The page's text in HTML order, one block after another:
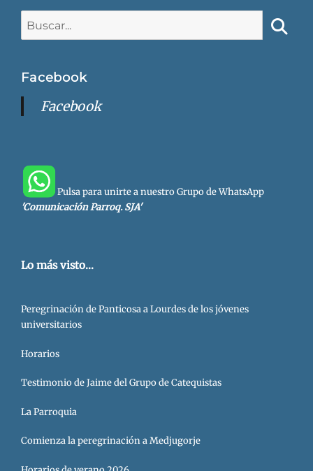
Facebook
Facebook
Pulsa para unirte a nuestro Grupo de WhatsApp
'Comunicación Parroq. SJA'
Lo más visto...
Peregrinación de Panticosa a Lourdes de los jóvenes
universitarios
Horarios
Testimonio de Jaime del Grupo de Catequistas
La Parroquia
Comienza la peregrinación a Medjugorje